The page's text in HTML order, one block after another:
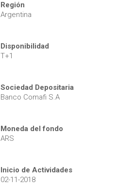
Región
Argentina
Disponibilidad
T+1
Sociedad Depositaria
Banco Comafi S.A
Moneda del fondo
ARS
Inicio de Actividades
02-11-2018